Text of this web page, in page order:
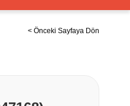
< Önceki Sayfaya Dön